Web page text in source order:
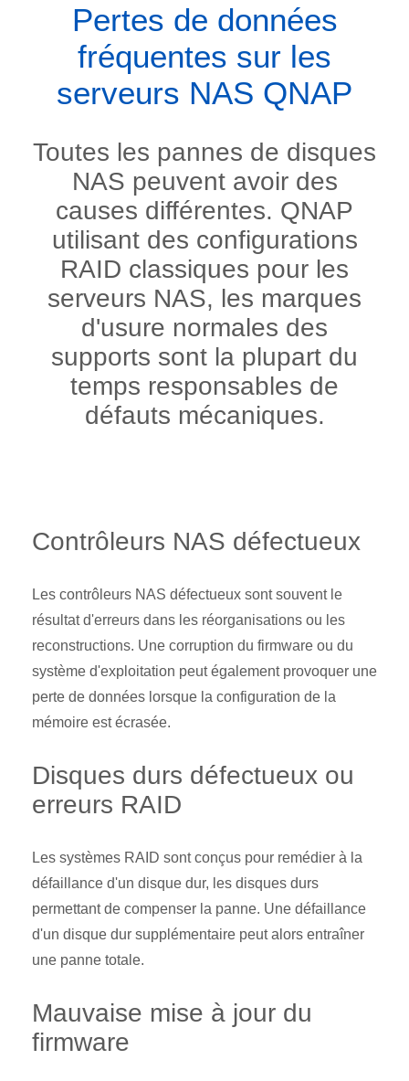
Pertes de données
fréquentes sur les
serveurs NAS QNAP
Toutes les pannes de disques
NAS peuvent avoir des
causes différentes. QNAP
utilisant des configurations
RAID classiques pour les
serveurs NAS, les marques
d'usure normales des
supports sont la plupart du
temps responsables de
défauts mécaniques.
Contrôleurs NAS défectueux
Les contrôleurs NAS défectueux sont souvent le
résultat d'erreurs dans les réorganisations ou les
reconstructions. Une corruption du firmware ou du
système d'exploitation peut également provoquer une
perte de données lorsque la configuration de la
mémoire est écrasée.
Disques durs défectueux ou
erreurs RAID
Les systèmes RAID sont conçus pour remédier à la
défaillance d'un disque dur, les disques durs
permettant de compenser la panne. Une défaillance
d'un disque dur supplémentaire peut alors entraîner
une panne totale.
Mauvaise mise à jour du
firmware